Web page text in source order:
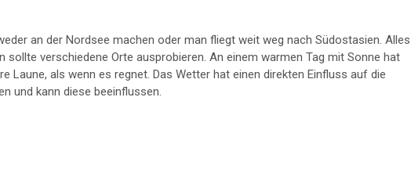
an der Nordsee machen oder man fliegt weit weg nach Südostasien. Alles
sollte verschiedene Orte ausprobieren. An einem warmen Tag mit Sonne hat
Laune, als wenn es regnet. Das Wetter hat einen direkten Einfluss auf die
und kann diese beeinflussen.